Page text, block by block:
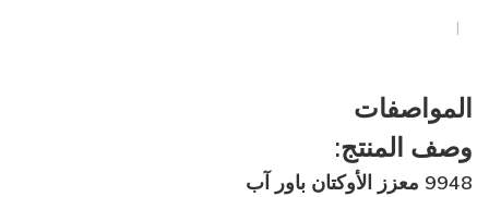
المواصفات
وصف المنتج:
9948 معزز الأوكتان باور آب